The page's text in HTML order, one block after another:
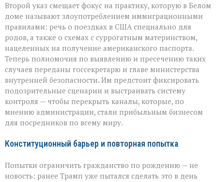
Второй указ смещает фокус на практику, которую в Белом
доме называют злоупотреблением иммиграционными
правилами: речь о поездках в США специально для
родов, а также о схемах с суррогатным материнством,
нацеленных на получение американского паспорта.
Теперь полномочия по выявлению и пресечению таких
случаев переданы госсекретарю и главе министерства
внутренней безопасности. Им предстоит фиксировать
подозрительные сценарии и выстраивать систему
контроля — чтобы перекрыть каналы, которые, по
мнению администрации, стали прибыльным бизнесом
для посредников по всему миру.
Конституционный барьер и повторная попытка
Попытки ограничить гражданство по рождению — не
новость: ранее Трамп уже пытался сделать это в день